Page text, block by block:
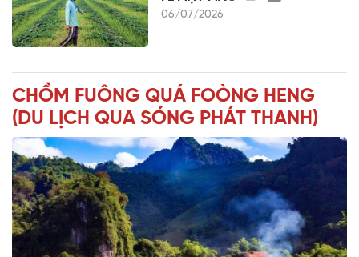
06/07/2026
CHỒM FUÔNG QUÁ FOÒNG HENG
(DU LỊCH QUA SÓNG PHÁT THANH)